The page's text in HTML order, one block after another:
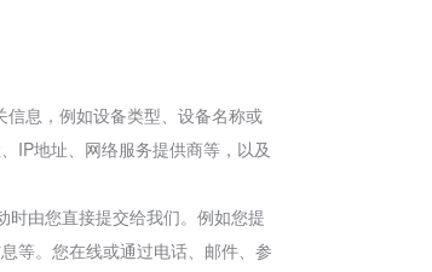
信息，例如设备类型、设备名称或
IP地址、网络服务提供商等，以及
时由您直接提交给我们。例如您提
等。您在线或通过电话、邮件、参